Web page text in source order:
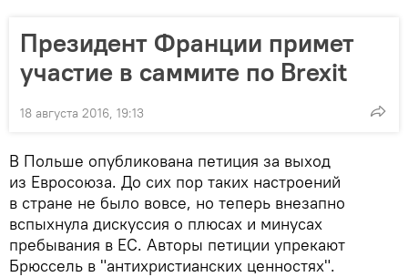
Президент Франции примет
участие в саммите по Brexit
18 августа 2016, 19:13
В Польше опубликована петиция за выход
из Евросоюза. До сих пор таких настроений
в стране не было вовсе, но теперь внезапно
вспыхнула дискуссия о плюсах и минусах
пребывания в ЕС. Авторы петиции упрекают
Брюссель в "антихристианских ценностях".